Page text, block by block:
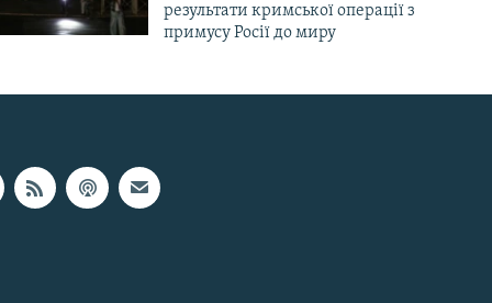
результати кримської операції з
примусу Росії до миру